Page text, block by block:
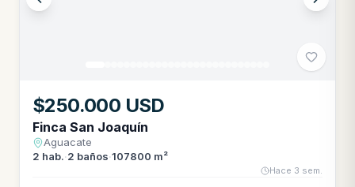
$250.000 USD
Finca San Joaquín
Aguacate
2 hab.·2 baños·107800 m²
Hace 3 sem.